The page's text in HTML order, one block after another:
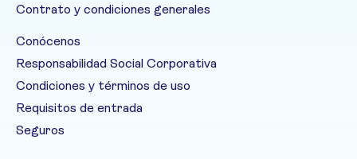
Contrato y condiciones generales
Conócenos
Responsabilidad Social Corporativa
Condiciones y términos de uso
Requisitos de entrada
Seguros